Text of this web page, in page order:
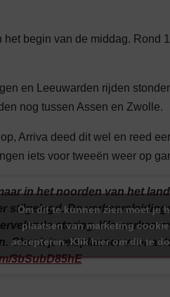
begin van de middag. Rond
en Leeuwarden rijden
nog tussen Assen en Zwolle.
Arriva deed dit wel en reed
iets voor tweeën weer op
in het noorden van het
stilgelegd. De
storing. We werken
Check je reisplanner voor
3bSubD85hE
Om dit te kunnen zien moet je
plaatsen van marketing
accepteren. Klik hier om dit te